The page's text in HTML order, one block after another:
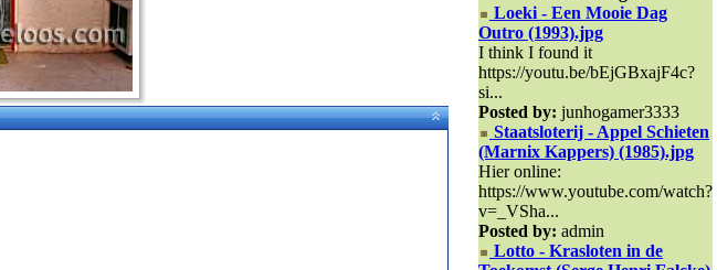
Loeki - Een Mooie Dag
Outro (1993).jpg
I think I found it
https://youtu.be/bEjGBxajF4c?
si...
Posted by: junhogamer3333
Staatsloterij - Appel Schieten
(Marnix Kappers) (1985).jpg
Hier online:
https://www.youtube.com/watch?
v=_VSha...
Posted by: admin
Lotto - Krasloten in de